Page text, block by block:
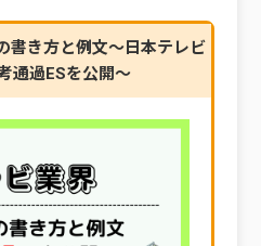
書き方と例文～日本テレビ
通過ESを公開～